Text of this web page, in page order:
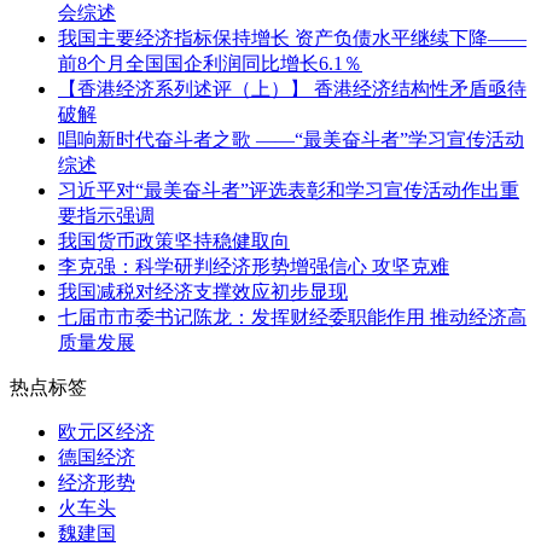
会综述
我国主要经济指标保持增长 资产负债水平继续下降——
前8个月全国国企利润同比增长6.1％
【香港经济系列述评（上）】 香港经济结构性矛盾亟待
破解
唱响新时代奋斗者之歌 ——“最美奋斗者”学习宣传活动
综述
习近平对“最美奋斗者”评选表彰和学习宣传活动作出重
要指示强调
我国货币政策坚持稳健取向
李克强：科学研判经济形势增强信心 攻坚克难
我国减税对经济支撑效应初步显现
七届市市委书记陈龙：发挥财经委职能作用 推动经济高
质量发展
热点标签
欧元区经济
德国经济
经济形势
火车头
魏建国